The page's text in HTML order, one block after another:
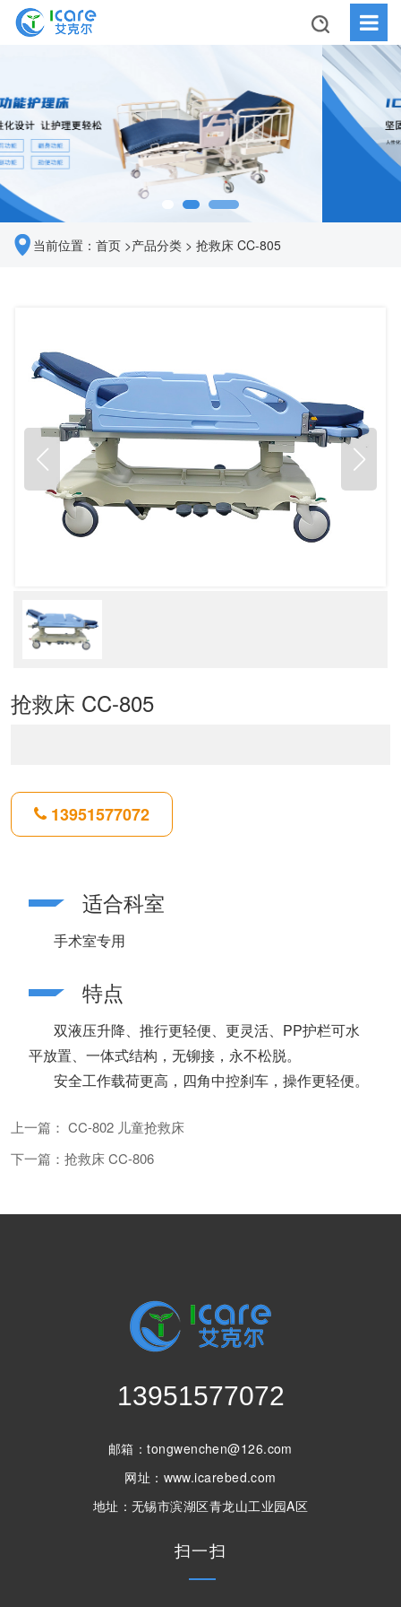
当前位置： 首页 >产品分类 > 抢救床 CC-805
抢救床 CC-805
13951577072
适合科室
手术室专用
特点
双液压升降、推行更轻便、更灵活、PP护栏可水
平放置、一体式结构，无铆接，永不松脱。
安全工作载荷更高，四角中控刹车，操作更轻便。
上一篇： CC-802 儿童抢救床
下一篇：抢救床 CC-806
13951577072
邮箱：tongwenchen@126.com
网址：www.icarebed.com
地址：无锡市滨湖区青龙山工业园A区
扫一扫